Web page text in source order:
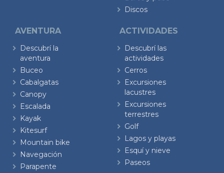
Discos
AVENTURA
Descubrí la
aventura
Buceo
Cabalgatas
Canopy
Escalada
Kayak
Kitesurf
Mountain bike
Navegación
Parapente
ACTIVIDADES
Descubrí las
actividades
Cerros
Excursiones
lacustres
Excursiones
terrestres
Golf
Lagos y playas
Esquí y nieve
Paseos